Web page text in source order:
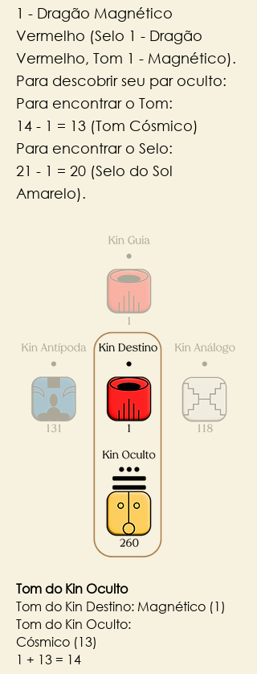
1 - Dragão Magnético
Vermelho (Selo 1 - Dragão
Vermelho, Tom 1 - Magnético).
Para descobrir seu par oculto:
Para encontrar o Tom:
14 - 1 = 13 (Tom Cósmico)
Para encontrar o Selo:
21 - 1 = 20 (Selo do Sol
Amarelo).
Tom do Kin Oculto
Tom do Kin Destino: Magnético (1)
Tom do Kin Oculto:
Cósmico (13)
1 + 13 = 14